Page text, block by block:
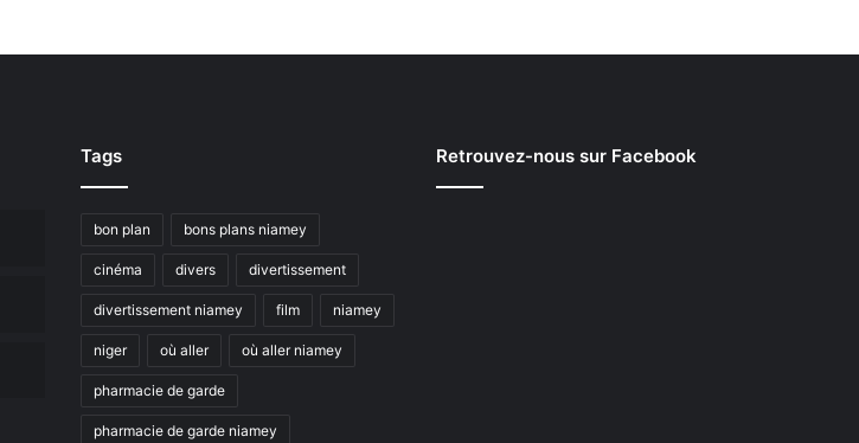
Tags
bon plan bons plans niamey
cinéma divers divertissement
divertissement niamey film niamey
niger où aller où aller niamey
pharmacie de garde
pharmacie de garde niamey
Retrouvez-nous sur Facebook